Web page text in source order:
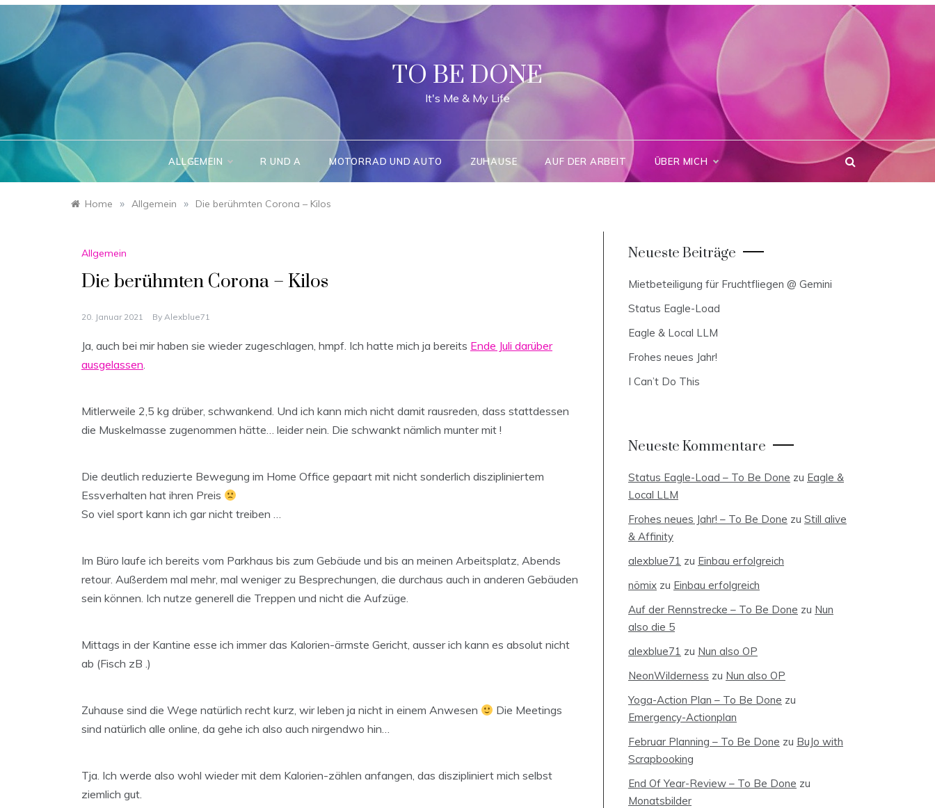
Skip
TO BE DONE
It's Me & My Life
ALLGEMEIN R UND A MOTORRAD UND AUTO ZUHAUSE AUF DER ARBEIT ÜBER MICH
Home » Allgemein » Die berühmten Corona – Kilos
Allgemein
Die berühmten Corona – Kilos
20. Januar 2021 By Alexblue71
Ja, auch bei mir haben sie wieder zugeschlagen, hmpf. Ich hatte mich ja bereits Ende Juli darüber
ausgelassen.
Mitlerweile 2,5 kg drüber, schwankend. Und ich kann mich nicht damit rausreden, dass stattdessen
die Muskelmasse zugenommen hätte… leider nein. Die schwankt nämlich munter mit !
Die deutlich reduzierte Bewegung im Home Office gepaart mit nicht sonderlich diszipliniertem
Essverhalten hat ihren Preis
So viel sport kann ich gar nicht treiben …
Im Büro laufe ich bereits vom Parkhaus bis zum Gebäude und bis an meinen Arbeitsplatz, Abends
retour. Außerdem mal mehr, mal weniger zu Besprechungen, die durchaus auch in anderen Gebäuden
sein können. Ich nutze generell die Treppen und nicht die Aufzüge.
Mittags in der Kantine esse ich immer das Kalorien-ärmste Gericht, ausser ich kann es absolut nicht
ab (Fisch zB .)
Zuhause sind die Wege natürlich recht kurz, wir leben ja nicht in einem Anwesen
Die Meetings
sind natürlich alle online, da gehe ich also auch nirgendwo hin…
Tja. Ich werde also wohl wieder mit dem Kalorien-zählen anfangen, das diszipliniert mich selbst
ziemlich gut.
Neueste Beiträge
Mietbeteiligung für Fruchtfliegen @ Gemini
Status Eagle-Load
Eagle & Local LLM
Frohes neues Jahr!
I Can’t Do This
Neueste Kommentare
Status Eagle-Load – To Be Done zu Eagle &
Local LLM
Frohes neues Jahr! – To Be Done zu Still alive
& Affinity
alexblue71 zu Einbau erfolgreich
nömix zu Einbau erfolgreich
Auf der Rennstrecke – To Be Done zu Nun
also die 5
alexblue71 zu Nun also OP
NeonWilderness zu Nun also OP
Yoga-Action Plan – To Be Done zu
Emergency-Actionplan
Februar Planning – To Be Done zu BuJo with
Scrapbooking
End Of Year-Review – To Be Done zu
Monatsbilder